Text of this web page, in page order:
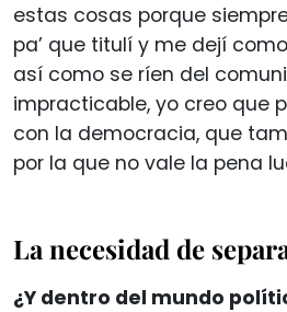
estas cosas porque
pa’ que titulí y me dejí
así como se ríen del
impracticable, yo creo que
con la democracia, que
por la que no vale la pena
La necesidad de
¿Y dentro del mundo